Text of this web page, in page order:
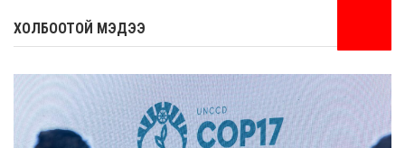
ХОЛБООТОЙ МЭДЭЭ